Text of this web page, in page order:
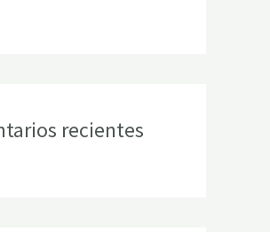
recientes